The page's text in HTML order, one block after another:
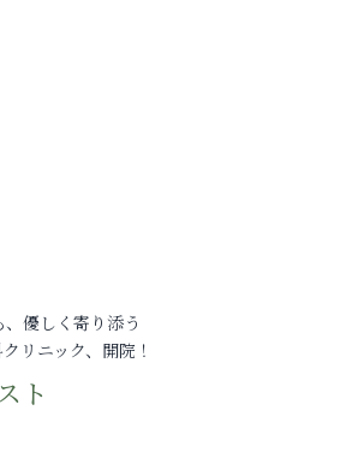
優しく寄り添う
リニック、開院！
ト